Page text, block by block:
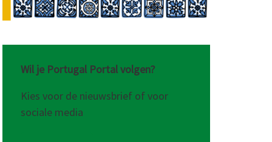
Wil je Portugal Portal volgen?
Kies voor de nieuwsbrief of voor
sociale media